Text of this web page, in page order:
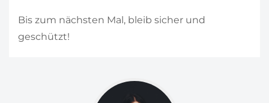
Bis zum nächsten Mal, bleib sicher und
geschützt!